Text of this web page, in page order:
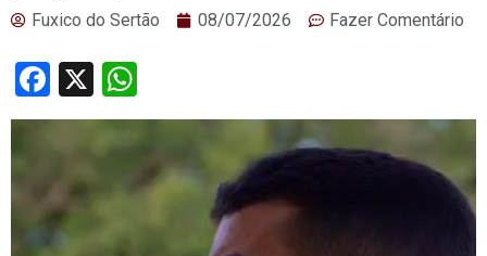
Fuxico do Sertão 08/07/2026 Fazer Comentário
Facebook
X
de
vídeo